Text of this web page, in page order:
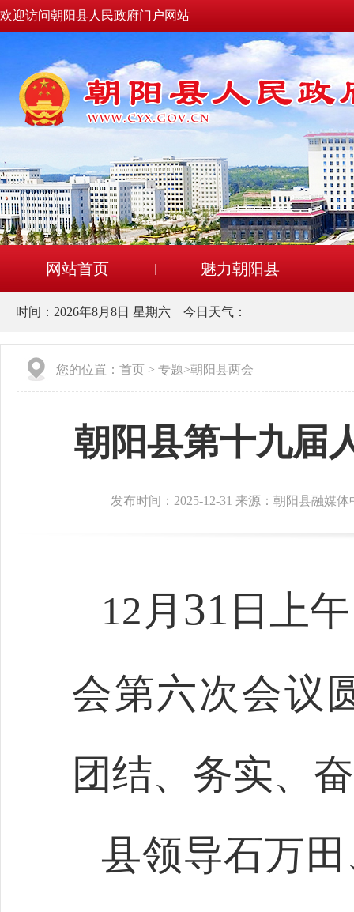
欢迎访问朝阳县人民政府门户网站
网站首页 魅力朝阳县
时间： 2026年8月8日 星期六 今日天气：
您的位置： 首页 > 专题>朝阳县两会
朝阳县第十九届
发布时间：2025-12-31 来源：朝阳县融媒体
12 月 31 日上
会第六次会议
团结、务实、
县领导石万